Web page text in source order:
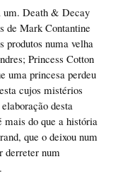
um. Death & Decay
de Mark Contantine
produtos numa velha
Princess Cotton
uma princesa perdeu
cujos mistérios
desta
mais do que a história
que o deixou num
derreter num